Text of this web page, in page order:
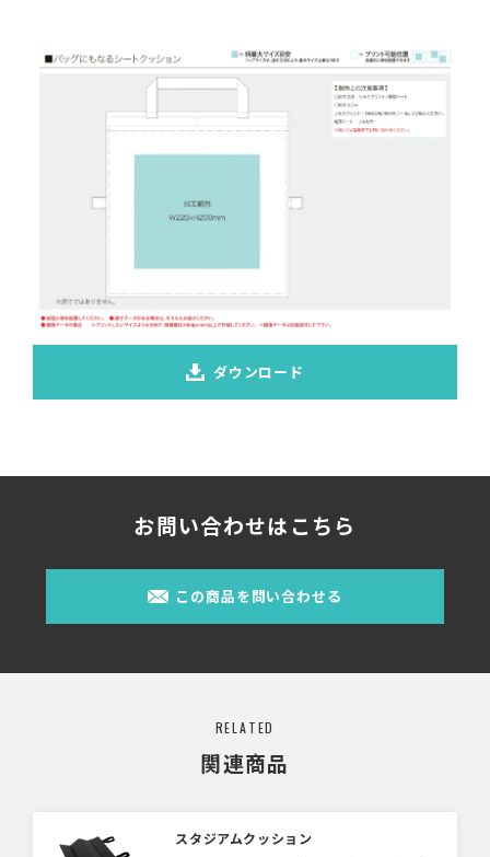
ダウンロード
お問い合わせはこちら
この商品を問い合わせる
RELATED
関連商品
スタジアムクッション